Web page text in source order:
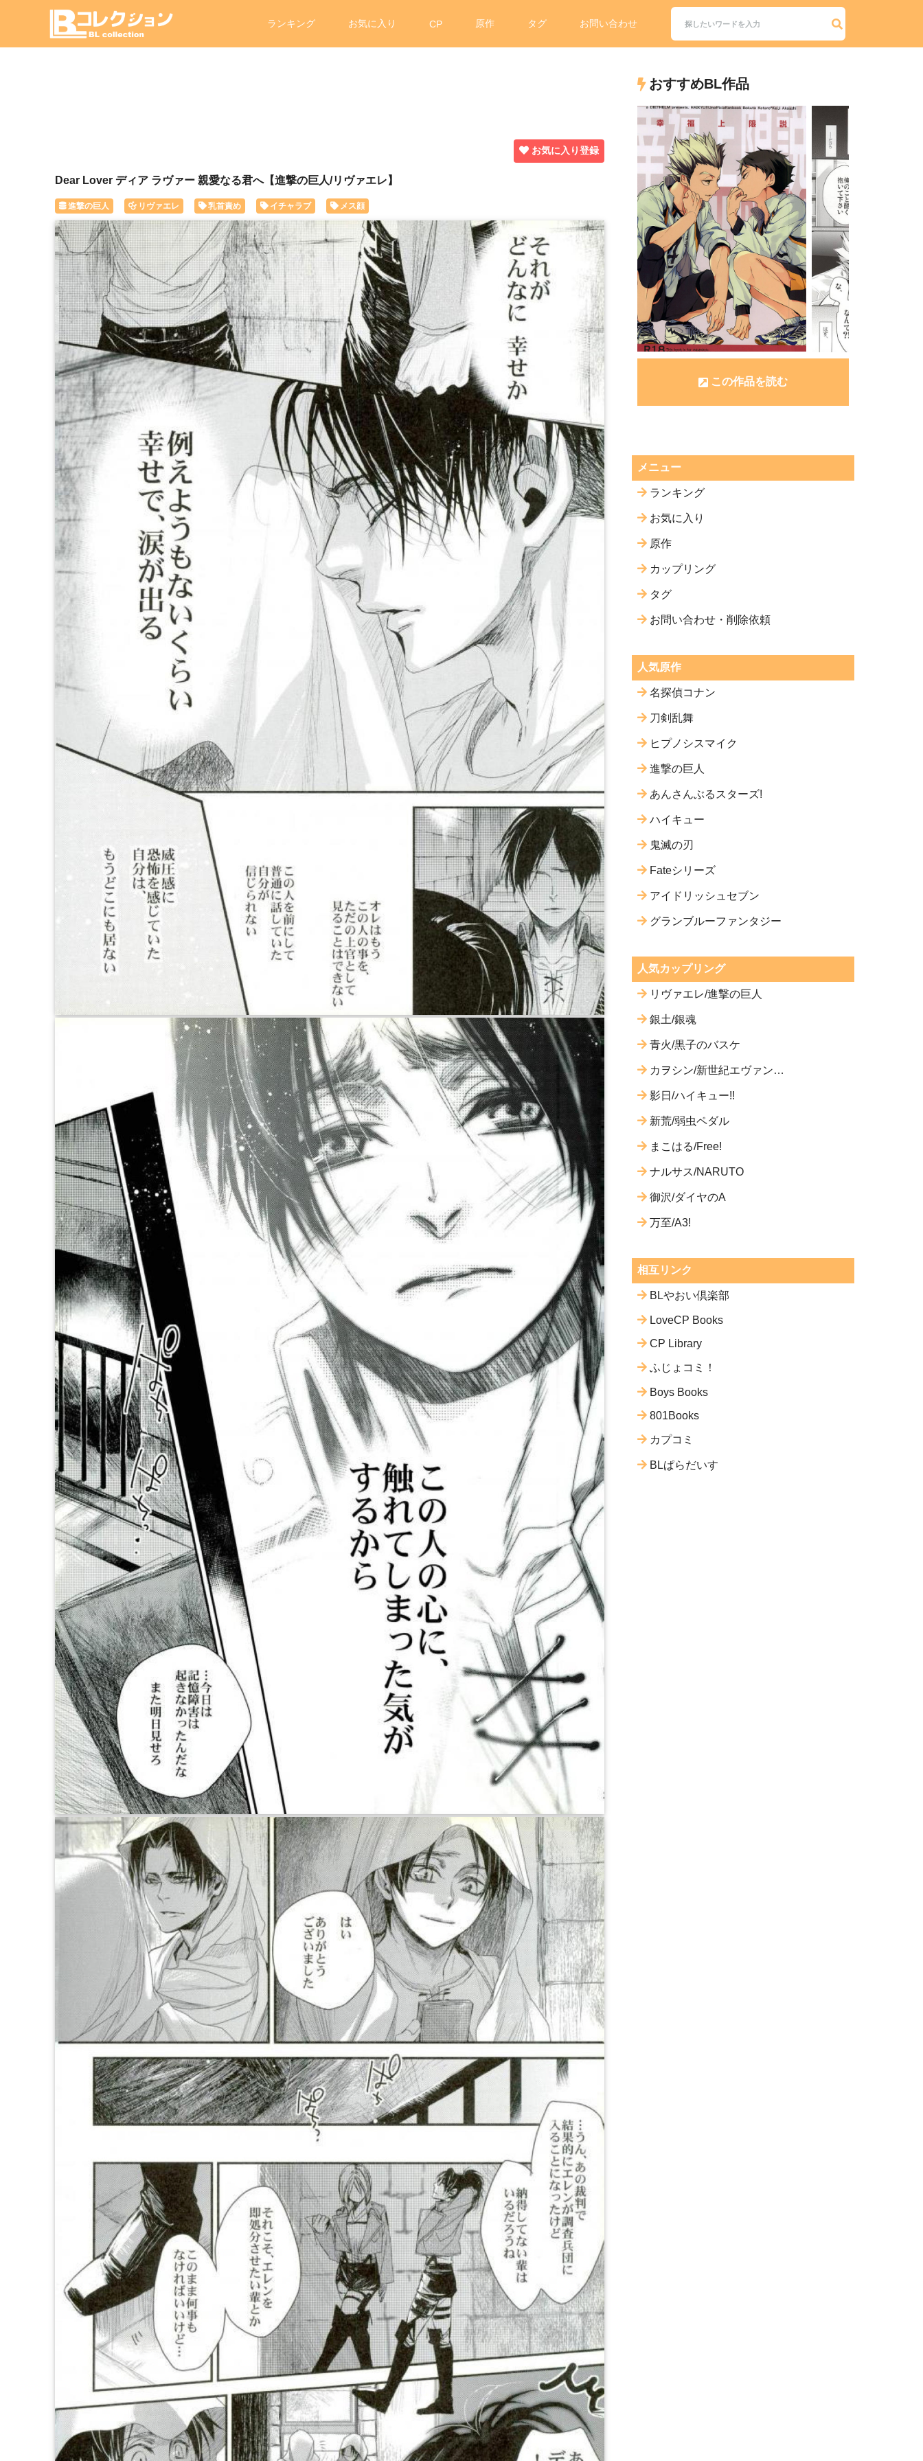
ランキング お気に入り CP 原作 タグ お問い合わせ
お気に入り登録
Dear Lover ディア ラヴァー 親愛なる君へ【進撃の巨人/リヴァエレ】
進撃の巨人 リヴァエレ 乳首責め イチャラブ メス顔
おすすめBL作品
この作品を読む
メニュー
ランキング
お気に入り
原作
カップリング
タグ
お問い合わせ・削除依頼
人気原作
名探偵コナン
刀剣乱舞
ヒプノシスマイク
進撃の巨人
あんさんぶるスターズ!
ハイキュー
鬼滅の刃
Fateシリーズ
アイドリッシュセブン
グランブルーファンタジー
人気カップリング
リヴァエレ/進撃の巨人
銀土/銀魂
青火/黒子のバスケ
カヲシン/新世紀エヴァンゲ
影日/ハイキュー!!
新荒/弱虫ペダル
まこはる/Free!
ナルサス/NARUTO
御沢/ダイヤのA
万至/A3!
相互リンク
BLやおい倶楽部
LoveCP Books
CP Library
ふじょコミ！
Boys Books
801Books
カプコミ
BLぱらだいす